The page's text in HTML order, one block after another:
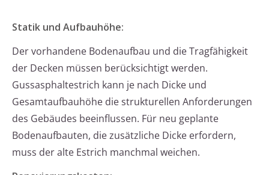
Statik und Aufbauhöhe:
Der vorhandene Bodenaufbau und die Tragfähigkeit
der Decken müssen berücksichtigt werden.
Gussasphaltestrich kann je nach Dicke und
Gesamtaufbauhöhe die strukturellen Anforderungen
des Gebäudes beeinflussen. Für neu geplante
Bodenaufbauten, die zusätzliche Dicke erfordern,
muss der alte Estrich manchmal weichen.